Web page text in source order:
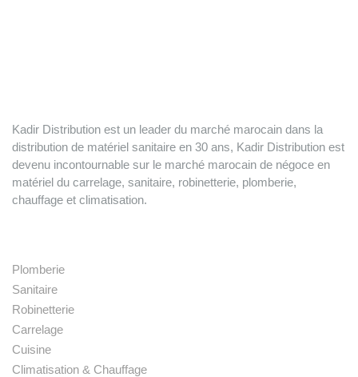
Kadir Distribution est un leader du marché marocain dans la
distribution de matériel sanitaire en 30 ans, Kadir Distribution est
devenu incontournable sur le marché marocain de négoce en
matériel du carrelage, sanitaire, robinetterie, plomberie,
chauffage et climatisation.
Plomberie
Sanitaire
Robinetterie
Carrelage
Cuisine
Climatisation & Chauffage